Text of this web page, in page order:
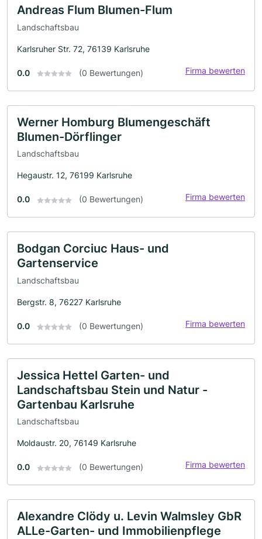
Andreas Flum Blumen-Flum
Landschaftsbau
Karlsruher Str. 72, 76139 Karlsruhe
0.0 (0 Bewertungen) Firma bewerten
Werner Homburg Blumengeschäft
Blumen-Dörflinger
Landschaftsbau
Hegaustr. 12, 76199 Karlsruhe
0.0 (0 Bewertungen) Firma bewerten
Bodgan Corciuc Haus- und
Gartenservice
Landschaftsbau
Bergstr. 8, 76227 Karlsruhe
0.0 (0 Bewertungen) Firma bewerten
Jessica Hettel Garten- und
Landschaftsbau Stein und Natur -
Gartenbau Karlsruhe
Landschaftsbau
Moldaustr. 20, 76149 Karlsruhe
0.0 (0 Bewertungen) Firma bewerten
Alexandre Clödy u. Levin Walmsley GbR
ALLe-Garten- und Immobilienpflege